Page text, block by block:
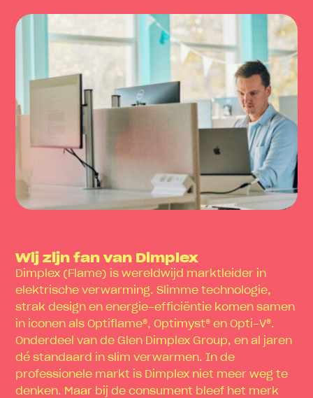
Wij zijn fan van Dimplex
Dimplex (Flame) is wereldwijd marktleider in
elektrische verwarming. Slimme technologie,
strak design en energie-efficiëntie komen samen
in iconen als Optiflame®, Optimyst® en Opti-V®.
Onderdeel van de Glen Dimplex Group, en al jaren
dé standaard in slim verwarmen. In de
professionele markt is Dimplex niet meer weg te
denken. Maar bij de consument bleef het merk